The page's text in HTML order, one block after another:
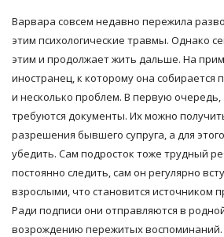
Варвара совсем недавно пережила
этим психологические травмы. Однако
этим и продолжает жить дальше. На
иностранец, к которому она собирается
и несколько проблем. В первую очередь,
требуются документы. Их можно
разрешения бывшего супруга, а для
убедить. Сам подросток тоже трудный
постоянно следить, сам он регулярно
взрослыми, что становится источником
Ради подписи они отправляются в
возрождению пережитых воспоминаний.